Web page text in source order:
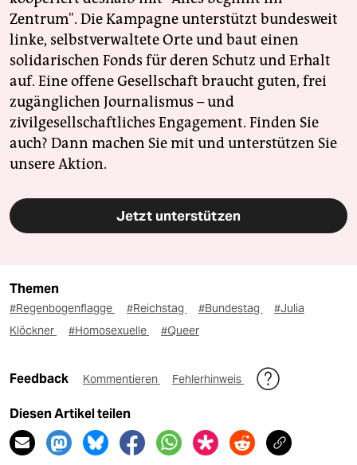
Zentrum". Die Kampagne unterstützt bundesweit
linke, selbstverwaltete Orte und baut einen
solidarischen Fonds für deren Schutz und Erhalt
auf. Eine offene Gesellschaft braucht guten, frei
zugänglichen Journalismus – und
zivilgesellschaftliches Engagement. Finden Sie
auch? Dann machen Sie mit und unterstützen Sie
unsere Aktion.
Jetzt unterstützen
Themen
#Regenbogenflagge #Reichstag #Bundestag
#Julia
Klöckner
#Homosexuelle #Queer
Feedback Kommentieren Fehlerhinweis
Diesen Artikel teilen